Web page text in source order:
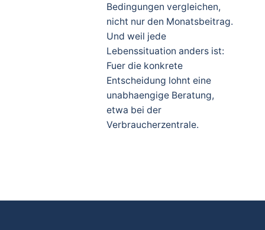
Bedingungen vergleichen,
nicht nur den Monatsbeitrag.
Und weil jede
Lebenssituation anders ist:
Fuer die konkrete
Entscheidung lohnt eine
unabhaengige Beratung,
etwa bei der
Verbraucherzentrale.